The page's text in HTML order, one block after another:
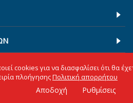
cookies για να διασφαλίσει ότι θα
πλοήγησηςΠολιτική απορρήτου
Αποδοχή Ρυθμίσεις